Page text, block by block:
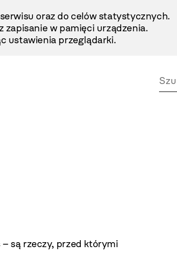
oraz do celów statystycznych.
zapisanie w pamięci urządzenia.
ustawienia przeglądarki.
– są rzeczy, przed którymi